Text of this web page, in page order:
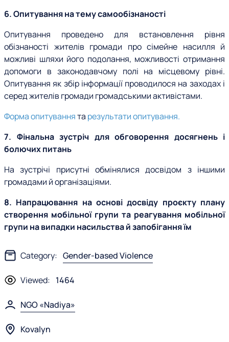
6. Опитування на тему самообізнаності
Опитування проведено для встановлення рівня
обізнаності жителів громади про сімейне насилля й
можливі шляхи його подолання, можливості отримання
допомоги в законодавчому полі на місцевому рівні.
Опитування як збір інформації проводилося на заходах і
серед жителів громади громадськими активістами.
Форма опитуваннята результати опитування.
7. Фінальна зустріч для обговорення досягнень і
болючих питань
На зустрічі присутні обмінялися досвідом з іншими
громадами й організаціями.
8. Напрацювання на основі досвіду проєкту плану
створення мобільної групи та реагування мобільної
групи на випадки насильства й запобігання їм
Category: Gender-based Violence
Viewed: 1464
NGO «Nadiya»
Kovalyn